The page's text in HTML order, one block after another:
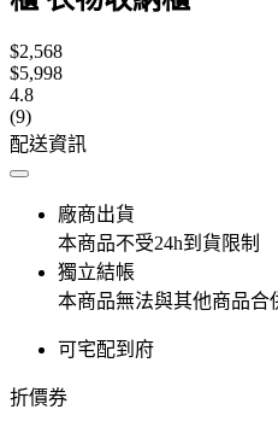
$2,568
$5,998
4.8
(9)
配送資訊
廠商出貨
本商品不受24h到貨限制
獨立結帳
本商品無法與其他商品合
可宅配到府
折價券